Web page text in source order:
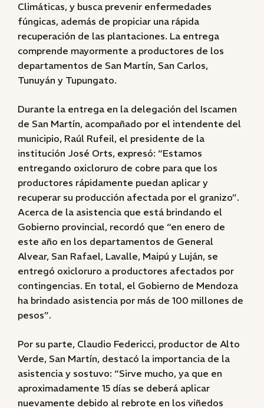
Climáticas, y busca prevenir enfermedades
fúngicas, además de propiciar una rápida
recuperación de las plantaciones. La entrega
comprende mayormente a productores de los
departamentos de San Martín, San Carlos,
Tunuyán y Tupungato.
Durante la entrega en la delegación del Iscamen
de San Martín, acompañado por el intendente del
municipio, Raúl Rufeil, el presidente de la
institución José Orts, expresó: “Estamos
entregando oxicloruro de cobre para que los
productores rápidamente puedan aplicar y
recuperar su producción afectada por el granizo”.
Acerca de la asistencia que está brindando el
Gobierno provincial, recordó que “en enero de
este año en los departamentos de General
Alvear, San Rafael, Lavalle, Maipú y Luján, se
entregó oxicloruro a productores afectados por
contingencias. En total, el Gobierno de Mendoza
ha brindado asistencia por más de 100 millones de
pesos”.
Por su parte, Claudio Federicci, productor de Alto
Verde, San Martín, destacó la importancia de la
asistencia y sostuvo: “Sirve mucho, ya que en
aproximadamente 15 días se deberá aplicar
nuevamente debido al rebrote en los viñedos